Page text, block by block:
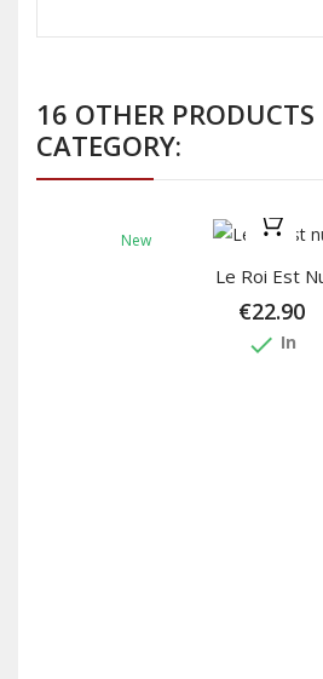
16 OTHER
CATEGORY:
New
Le Roi Est
€22.90
done In